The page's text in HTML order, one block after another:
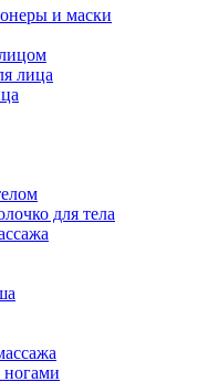
и маски
лица
для тела
ногами